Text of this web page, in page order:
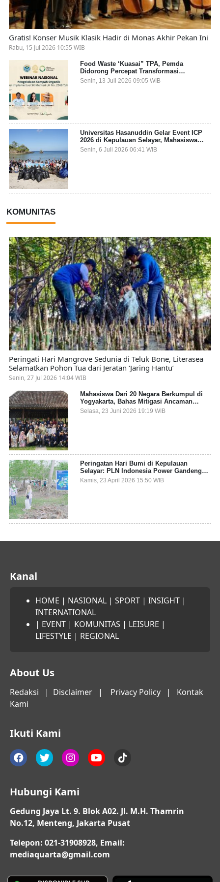
Gratis! Konser Musik Klasik Hadir di Monas Akhir Pekan Ini
Rabu, 15 Jul 2026 10:55 WIB
Food Waste ‘Kuasai” TPA, Pemda
Didorong Percepat Transformasi
Pengelolaan Sampah Organik dari Sumber
Senin, 13 Juli 2026 09:05 WIB
Universitas Hasanuddin Gelar Event ICP
2026 di Kepulauan Selayar, Mahasiswa
dari 27 Negara Jadi Partisipan
Senin, 6 Juli 2026 06:41 WIB
KOMUNITAS
Peringati Hari Mangrove Sedunia di Teluk Bone, Literasea
Selamatkan Pohon Tua dari Jeratan ‘Jaring Hantu’
Senin, 27 Jul 2026 14:04 WIB
Mahasiswa Dari 20 Negara Berkumpul di
Yogyakarta, Bahas Mitigasi Ancaman
Kesehatan Global
Selasa, 23 Juni 2026 19:19 WIB
Peringatan Hari Bumi di Kepulauan
Selayar: PLN Indonesia Power Gandeng
Pemda dan Komunitas, Giatkan Restorasi
Mangrove
Kamis, 23 April 2026 15:50 WIB
Kanal
HOME | NASIONAL | SPORT | INSIGHT |
INTERNATIONAL
| EVENT | KOMUNITAS | LEISURE |
LIFESTYLE | REGIONAL
About Us
Redaksi | Disclaimer | Privacy Policy | Kontak
Kami
Ikuti Kami
Hubungi Kami
Gedung Jaya Lt. 9. Blok A02. Jl. M.H. Thamrin
No.12, Menteng, Jakarta Pusat
Telepon: 021-31908928, Email:
mediaquarta@gmail.com